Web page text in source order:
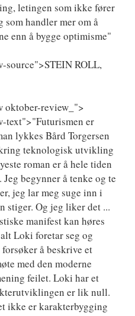
letingen som ikke fører
som handler mer om å
enn å bygge optimisme"
source">STEIN ROLL,
oktober-review_">
text">"Futurismen er
lykkes Bård Torgersen
teknologisk utvikling
roman er å hele tiden
begynner å tenke og te
jeg lar meg suge inn i
stiger. Og jeg liker det ...
manifest kan høres
Loki foretar seg og
å beskrive et
med den moderne
feilet. Loki har et
er lik null.
ikke er karakterbygging